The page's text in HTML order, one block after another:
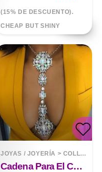
(15% DE DESCUENTO).
CHEAP BUT SHINY
JOYAS / JOYERÍA > COLLARES
Cadena Para El Cuerpo Con Collar De Flores De Diamantes